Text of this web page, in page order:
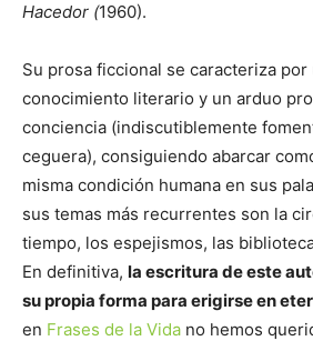
Hacedor (1960).
Su prosa ficcional se caracteriza
conocimiento literario y un arduo
conciencia (indiscutiblemente
ceguera), consiguiendo abarcar
misma condición humana en sus
sus temas más recurrentes son la
tiempo, los espejismos, las
En definitiva, la escritura de este
su propia forma para erigirse en
en Frases de la Vida no hemos